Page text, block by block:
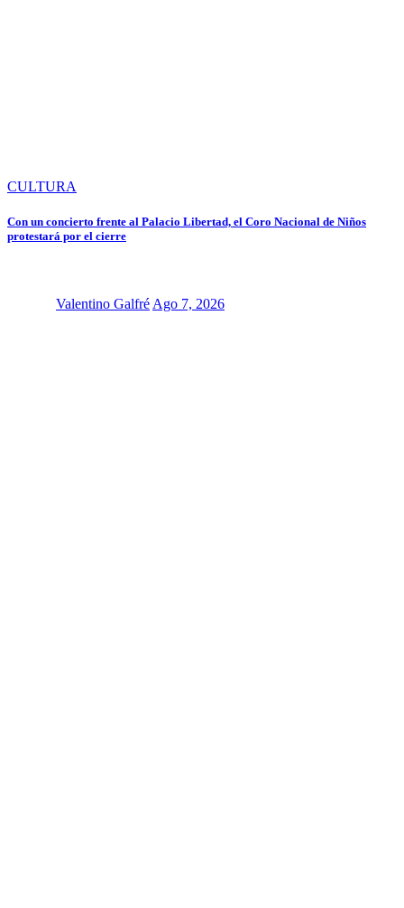
CULTURA
Con un concierto frente al Palacio Libertad, el Coro Nacional de Niños
protestará por el cierre
Valentino Galfré Ago 7, 2026